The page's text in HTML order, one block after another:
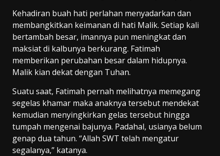
Kehadiran buah hati perlahan menyadarkan dan
membangkitkan keimanan di hati Malik. Setiap kali
bertambah besar, imannya pun meningkat dan
maksiat di kalbunya berkurang. Fatimah
memberikan perubahan besar dalam hidupnya.
Malik kian dekat dengan Tuhan.
Suatu saat, Fatimah pernah melihatnya memegang
segelas khamar maka anaknya tersebut mendekat
kemudian menyingkirkan gelas tersebut hingga
tumpah mengenai bajunya. Padahal, usianya belum
genap dua tahun. “Allah SWT telah mengatur
segalanya,” katanya.